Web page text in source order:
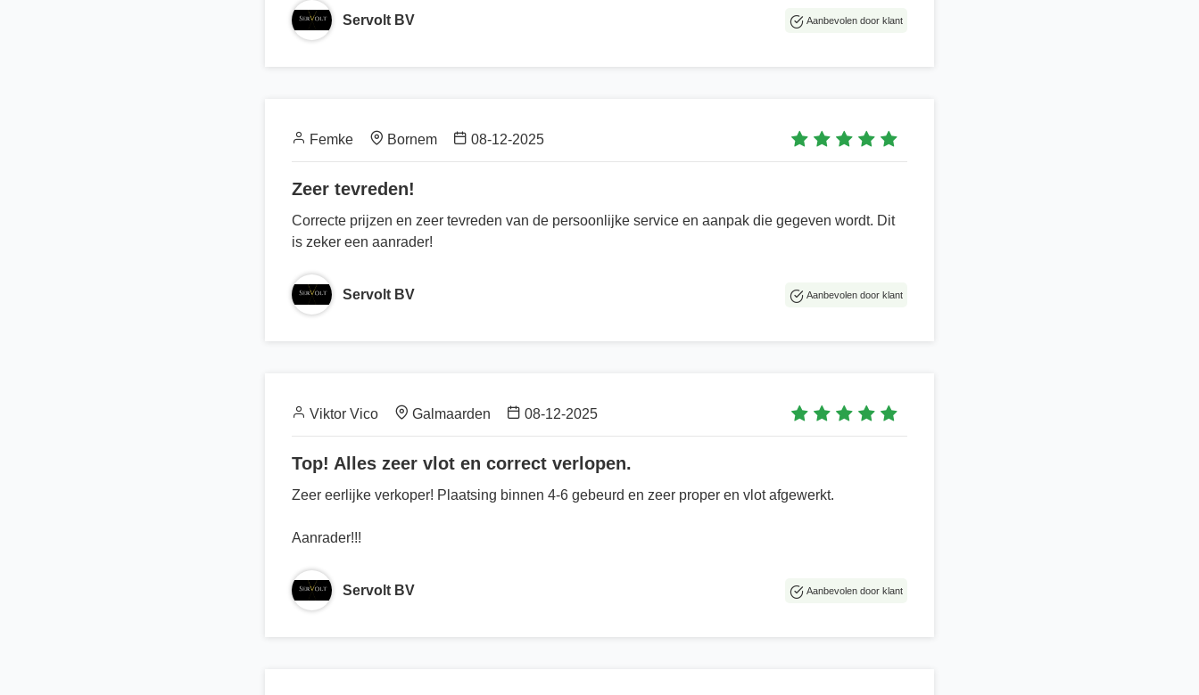
Servolt BV Aanbevolen door klant
Femke Bornem 08-12-2025
Zeer tevreden!
Correcte prijzen en zeer tevreden van de persoonlijke service en aanpak die gegeven wordt. Dit
is zeker een aanrader!
Servolt BV Aanbevolen door klant
Viktor Vico Galmaarden 08-12-2025
Top! Alles zeer vlot en correct verlopen.
Zeer eerlijke verkoper! Plaatsing binnen 4-6 gebeurd en zeer proper en vlot afgewerkt.
Aanrader!!!
Servolt BV Aanbevolen door klant